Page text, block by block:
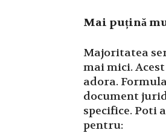
Mai puțină
Majoritatea
mai mici.
adora.
document
specifice. Poti
pentru: